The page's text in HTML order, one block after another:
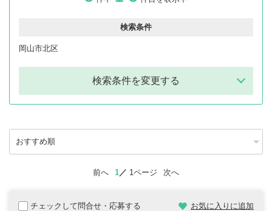
検索条件
岡山市北区
検索条件を変更する
前へ 1 1ページ 次へ
チェックして問合せ・応募する お気に入りに追加